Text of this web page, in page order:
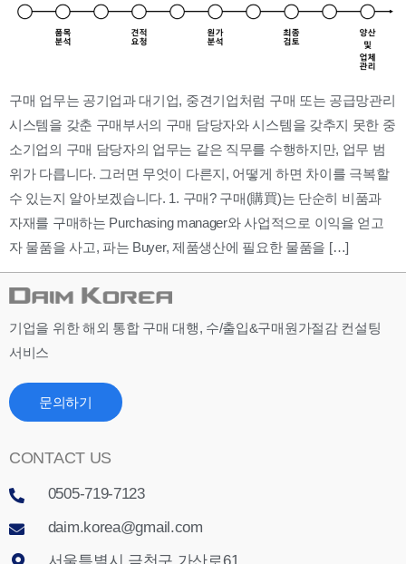
구매 업무는 공기업과 대기업, 중견기업처럼 구매 또는 공급망관리
시스템을 갖춘 구매부서의 구매 담당자와 시스템을 갖추지 못한 중
소기업의 구매 담당자의 업무는 같은 직무를 수행하지만, 업무 범
위가 다릅니다. 그러면 무엇이 다른지, 어떻게 하면 차이를 극복할
수 있는지 알아보겠습니다. 1. 구매? 구매(購買)는 단순히 비품과
자재를 구매하는 Purchasing manager와 사업적으로 이익을 얻고
자 물품을 사고, 파는 Buyer, 제품생산에 필요한 물품을 […]
기업을 위한 해외 통합 구매 대행, 수/출입&구매원가절감 컨설팅
서비스
문의하기
CONTACT US
0505-719-7123
daim.korea@gmail.com